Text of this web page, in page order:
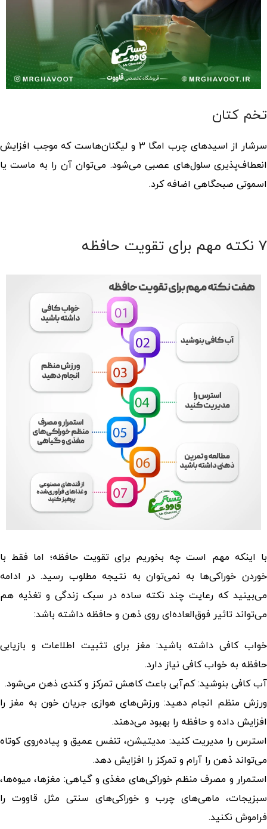
تخم کتان
سرشار از اسیدهای چرب امگا ۳ و لیگنان‌هاست که موجب افزایش
انعطاف‌پذیری سلول‌های عصبی می‌شود. می‌توان آن را به ماست یا
اسموتی صبحگاهی اضافه کرد.
۷ نکته مهم برای تقویت حافظه
با اینکه مهم است چه بخوریم برای تقویت حافظه؛ اما فقط با
خوردن خوراکی‌ها به نمی‌توان به نتیجه مطلوب رسید. در ادامه
می‌بینید که رعایت چند نکته ساده در سبک زندگی و تغذیه هم
می‌تواند تاثیر فوق‌العاده‌ای روی ذهن و حافظه داشته باشد:
خواب کافی داشته باشید: مغز برای تثبیت اطلاعات و بازیابی
حافظه به خواب کافی نیاز دارد.
آب کافی بنوشید: کم‌آبی باعث کاهش تمرکز و کندی ذهن می‌شود.
ورزش منظم انجام دهید: ورزش‌های هوازی جریان خون به مغز را
افزایش داده و حافظه را بهبود می‌دهند.
استرس را مدیریت کنید: مدیتیشن، تنفس عمیق و پیاده‌روی کوتاه
می‌تواند ذهن را آرام و تمرکز را افزایش دهد.
استمرار و مصرف منظم خوراکی‌های مغذی و گیاهی: مغزها، میوه‌ها،
سبزیجات، ماهی‌های چرب و خوراکی‌های سنتی مثل قاووت را
فراموش نکنید.